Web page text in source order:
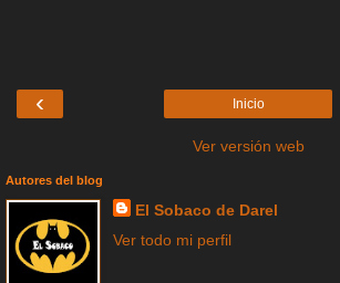
‹ Inicio
Ver versión web
Autores del blog
El Sobaco de Darel
Ver todo mi perfil